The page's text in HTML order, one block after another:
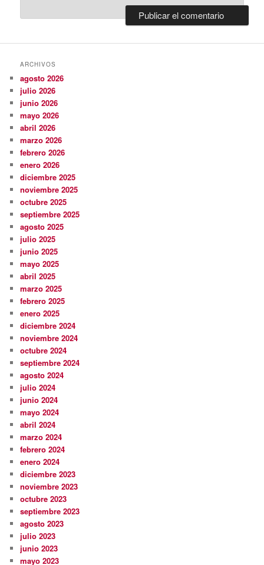
ARCHIVOS
agosto 2026
julio 2026
junio 2026
mayo 2026
abril 2026
marzo 2026
febrero 2026
enero 2026
diciembre 2025
noviembre 2025
octubre 2025
septiembre 2025
agosto 2025
julio 2025
junio 2025
mayo 2025
abril 2025
marzo 2025
febrero 2025
enero 2025
diciembre 2024
noviembre 2024
octubre 2024
septiembre 2024
agosto 2024
julio 2024
junio 2024
mayo 2024
abril 2024
marzo 2024
febrero 2024
enero 2024
diciembre 2023
noviembre 2023
octubre 2023
septiembre 2023
agosto 2023
julio 2023
junio 2023
mayo 2023